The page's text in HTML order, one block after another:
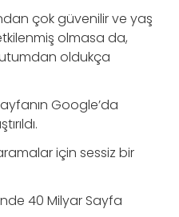
çok güvenilir ve yaş
olmasa da,
oldukça
Google’da
için sessiz bir